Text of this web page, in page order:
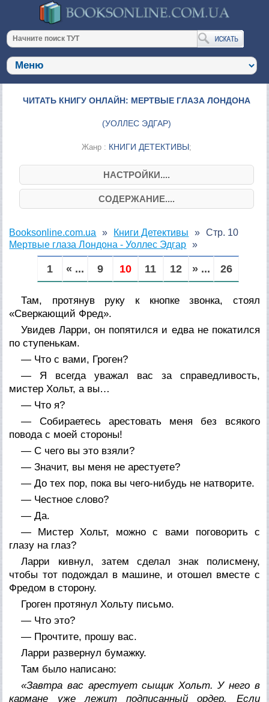
ЧИТАТЬ КНИГУ ОНЛАЙН: МЕРТВЫЕ ГЛАЗА ЛОНДОНА
(УОЛЛЕС ЭДГАР)
Жанр : КНИГИ ДЕТЕКТИВЫ;
НАСТРОЙКИ....
СОДЕРЖАНИЕ....
Booksonline.com.ua
Книги Детективы
Мертвые глаза Лондона - Уоллес Эдгар
Стр. 10
1 « ... 9 10 11 12 » ... 26
Там, протянув руку к кнопке звонка, стоял
«Сверкающий Фред».
Увидев Ларри, он попятился и едва не покатился
по ступенькам.
— Что с вами, Гроген?
— Я всегда уважал вас за справедливость,
мистер Хольт, а вы…
— Что я?
— Собираетесь арестовать меня без всякого
повода с моей стороны!
— С чего вы это взяли?
— Значит, вы меня не арестуете?
— До тех пор, пока вы чего-нибудь не натворите.
— Честное слово?
— Да.
— Мистер Хольт, можно с вами поговорить с
глазу на глаз?
Ларри кивнул, затем сделал знак полисмену,
чтобы тот подождал в машине, и отошел вместе с
Фредом в сторону.
Гроген протянул Хольту письмо.
— Что это?
— Прочтите, прошу вас.
Ларри развернул бумажку.
Там было написано:
«Завтра вас арестует сыщик Хольт. У него в
кармане уже лежит подписанный ордер. Если